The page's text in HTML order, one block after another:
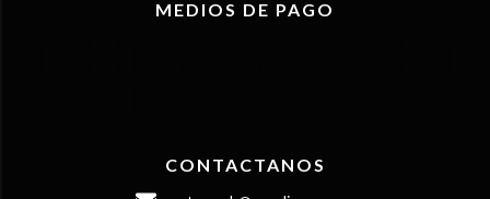
MEDIOS DE PAGO
CONTACTANOS